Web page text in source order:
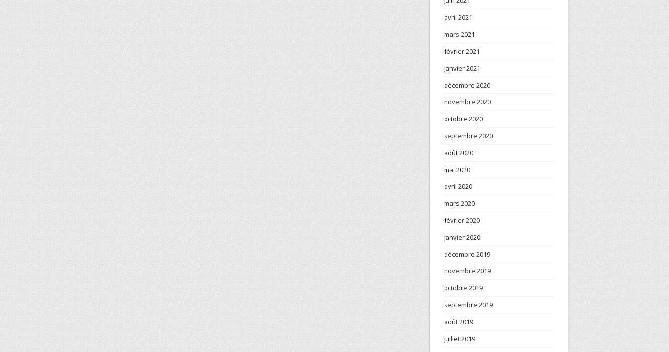
avril 2021
mars 2021
février 2021
janvier 2021
décembre 2020
novembre 2020
octobre 2020
septembre 2020
août 2020
mai 2020
avril 2020
mars 2020
février 2020
janvier 2020
décembre 2019
novembre 2019
octobre 2019
septembre 2019
août 2019
juillet 2019